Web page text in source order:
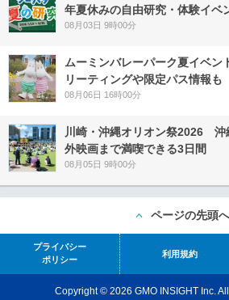
年夏休みの自由研究・体験イベ
08月03日 9時00分
ムーミンバレーパーク夏イベン
リーティングや限定パス情報も
08月06日 16時00分
川崎・沖縄オリオン祭2026 沖
外映画まで満喫できる3日間
08月05日 9時00分
ページの先頭へ
プライバシー
ポリシー
利用規約
Copyright © 2026 GMO INSIGHT Inc.